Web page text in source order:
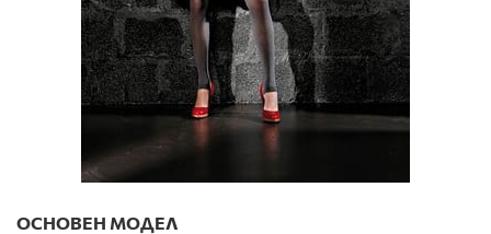
ОСНОВЕН МОДЕЛ